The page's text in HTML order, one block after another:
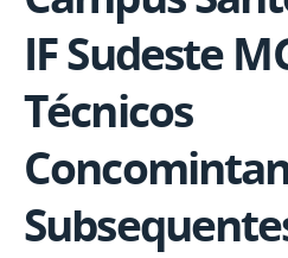
IF Sudeste
Técnicos